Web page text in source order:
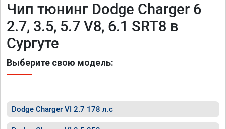
Чип тюнинг Dodge Charger 6
2.7, 3.5, 5.7 V8, 6.1 SRT8 в
Сургуте
Выберите свою модель:
Dodge Charger VI 2.7 178 л.с